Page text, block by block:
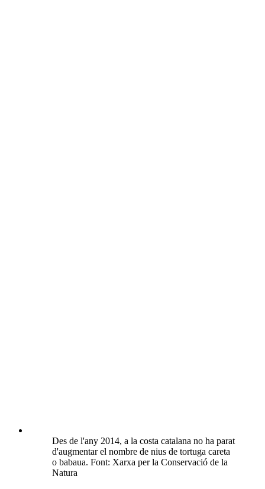
Des de l'any 2014, a la costa catalana no ha parat
d'augmentar el nombre de nius de tortuga careta
o babaua. Font: Xarxa per la Conservació de la
Natura